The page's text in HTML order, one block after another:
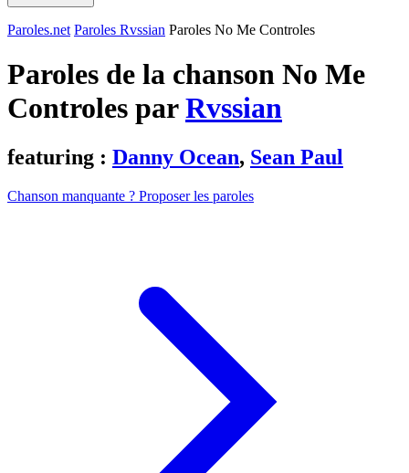
Paroles.net Paroles Rvssian Paroles No Me Controles
Paroles de la chanson No Me
Controles parRvssian
featuring : Danny Ocean, Sean Paul
Chanson manquante ? Proposer les paroles